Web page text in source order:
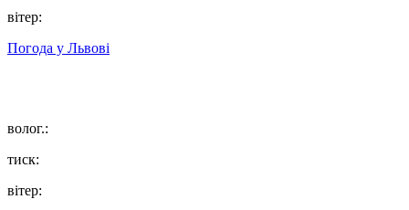
вітер:
Погода у Львові
волог.:
тиск:
вітер: